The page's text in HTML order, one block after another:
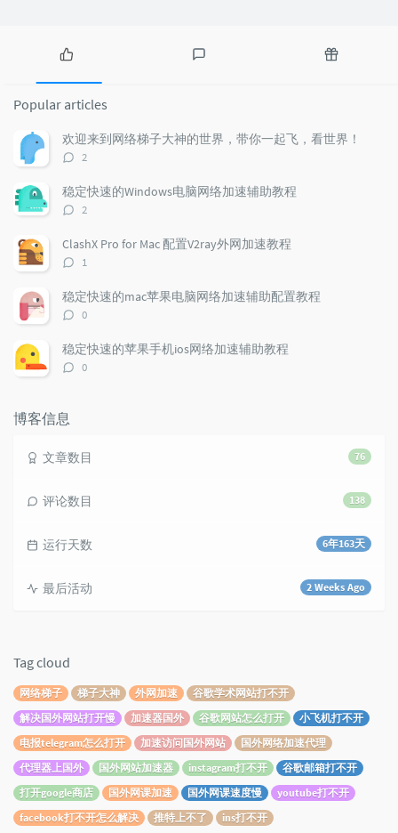
P
p
u
l
a
r
a
r
t
i
l
e
e
s
c
o
m
t
d
o
Popular articles
欢迎来到网络梯子大神的世界，带你一起飞，看世界！
评
数：
2
稳定快速的Windows电脑网络加速辅助教程
评
数：
2
ClashX Pro for Mac 配置V2ray外网加速教程
评
数：
1
稳定快速的mac苹果电脑网络加速辅助配置教程
评
数：
0
稳定快速的苹果手机ios网络加速辅助教程
评
0
博客信息
76
文章数目
138
评论数目
6年163天
运行天数
2 Weeks Ago
最后活动
Tag cloud
网络梯子 梯子大神 外网加速
谷歌学术网站打不开
解决国外网站打开慢
加速器国外 谷歌网站怎么打开
小飞机打不开
电报telegram怎么打开
加速访问国外网站
国外网络加速代理
代理器上国外
国外网站加速器 instagram打不开
谷歌邮箱打不开
打开google商店
国外网课加速 国外网课速度慢
youtube打不开
facebook打不开怎么解决
推特上不了 ins打不开